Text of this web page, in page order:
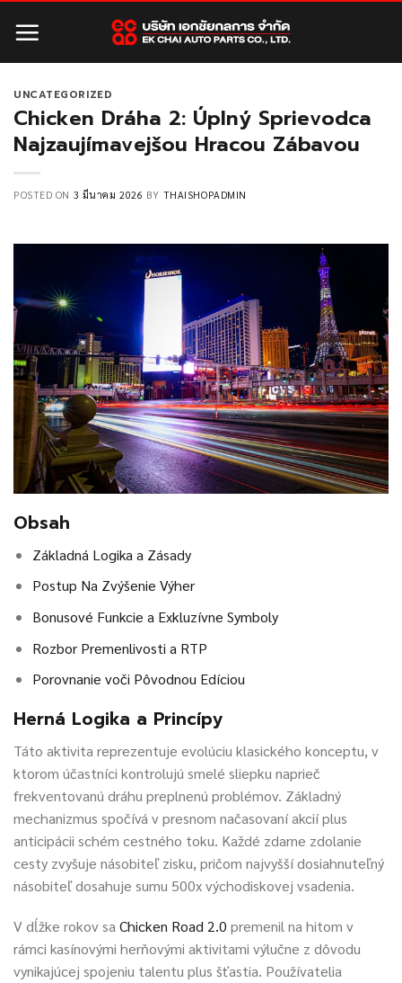
UNCATEGORIZED
Chicken Dráha 2: Úplný Sprievodca
Najzaujímavejšou Hracou Zábavou
POSTED ON 3 มีนาคม 2026 BY THAISHOPADMIN
Obsah
Základná Logika a Zásady
Postup Na Zvýšenie Výher
Bonusové Funkcie a Exkluzívne Symboly
Rozbor Premenlivosti a RTP
Porovnanie voči Pôvodnou Edíciou
Herná Logika a Princípy
Táto aktivita reprezentuje evolúciu klasického konceptu, v
ktorom účastníci kontrolujú smelé sliepku naprieč
frekventovanú dráhu preplnenú problémov. Základný
mechanizmus spočívá v presnom načasovaní akcií plus
anticipácii schém cestného toku. Každé zdarne zdolanie
cesty zvyšuje násobiteľ zisku, pričom najvyšší dosiahnuteľný
násobiteľ dosahuje sumu 500x východiskovej vsadenia.
V dĺžke rokov saChicken Road 2.0 premenil na hitom v
rámci kasínovými herňovými aktivitami výlučne z dôvodu
vynikajúcej spojeniu talentu plus šťastia. Používatelia